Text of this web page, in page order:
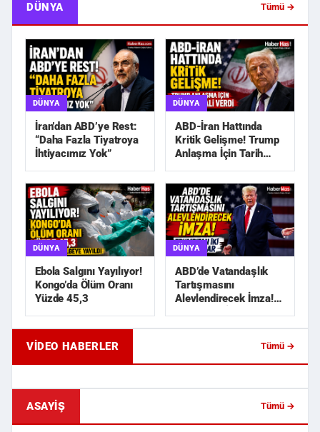
DÜNYA Tümü →
DÜNYA
İran’dan ABD’ye Rest:
“Daha Fazla Tiyatroya
İhtiyacımız Yok”
DÜNYA
ABD-İran Hattında
Kritik Gelişme! Trump
Anlaşma İçin Tarih
DÜNYA
Ebola Salgını Yayılıyor!
Kongo’da Ölüm Oranı
Yüzde 45,3
DÜNYA
ABD’de Vatandaşlık
Tartışmasını
Alevlendirecek İmza!
Karar
VIDEO HABERLER
Tümü →
Samsun'da Lise İnşaatında 650 Bin
Trabzonspor’da Salah
ASAYIŞ Tümü →